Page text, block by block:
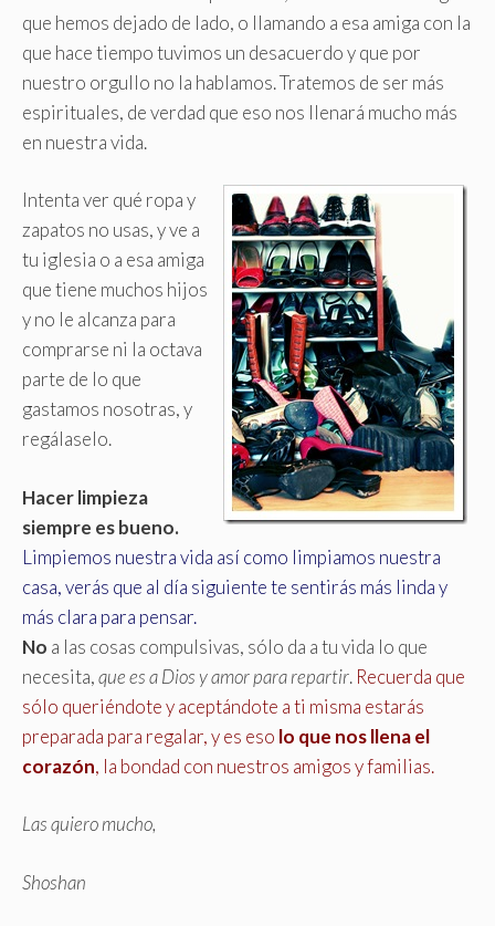
que hemos dejado de lado, o llamando a esa amiga con la
que hace tiempo tuvimos un desacuerdo y que por
nuestro orgullo no la hablamos. Tratemos de ser más
espirituales, de verdad que eso nos llenará mucho más
en nuestra vida.
Intenta ver qué ropa y
zapatos no usas, y ve a
tu iglesia o a esa amiga
que tiene muchos hijos
y no le alcanza para
comprarse ni la octava
parte de lo que
gastamos nosotras, y
regálaselo.
Hacer limpieza
siempre es bueno.
Limpiemos nuestra vida así como limpiamos nuestra
casa, verás que al día siguiente te sentirás más linda y
más clara para pensar.
No a las cosas compulsivas, sólo da a tu vida lo que
necesita,que es a Dios y amor para repartir. Recuerda que
sólo queriéndote y aceptándote a ti misma estarás
preparada para regalar, y es eso lo que nos llena el
corazón, la bondad con nuestros amigos y familias.
Las quiero mucho,
Shoshan